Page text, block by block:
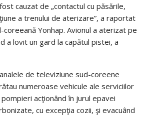
cauzat de „contactul cu păsările,
a trenului de aterizare”, a raportat
Yonhap. Avionul a aterizat pe
a lovit un gard la capătul pistei, a
de televiziune sud-coreene
numeroase vehicule ale serviciilor
acţionând în jurul epavei
cu excepţia cozii, şi evacuând